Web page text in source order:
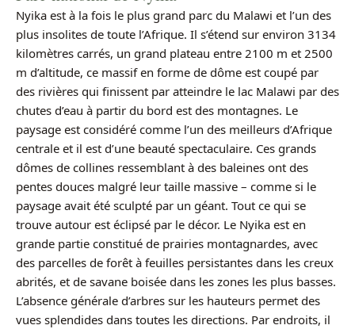
Nyika est à la fois le plus grand parc du Malawi et l’un des
plus insolites de toute l’Afrique. Il s’étend sur environ 3134
kilomètres carrés, un grand plateau entre 2100 m et 2500
m d’altitude, ce massif en forme de dôme est coupé par
des rivières qui finissent par atteindre le lac Malawi par des
chutes d’eau à partir du bord est des montagnes. Le
paysage est considéré comme l’un des meilleurs d’Afrique
centrale et il est d’une beauté spectaculaire. Ces grands
dômes de collines ressemblant à des baleines ont des
pentes douces malgré leur taille massive – comme si le
paysage avait été sculpté par un géant. Tout ce qui se
trouve autour est éclipsé par le décor. Le Nyika est en
grande partie constitué de prairies montagnardes, avec
des parcelles de forêt à feuilles persistantes dans les creux
abrités, et de savane boisée dans les zones les plus basses.
L’absence générale d’arbres sur les hauteurs permet des
vues splendides dans toutes les directions. Par endroits, il